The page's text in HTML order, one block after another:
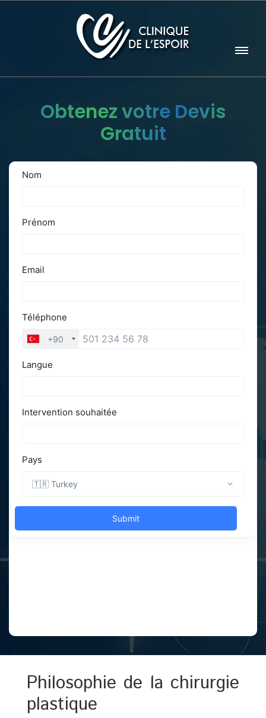
Obtenez votre Devis
Gratuit
Philosophie de la chirurgie
plastique